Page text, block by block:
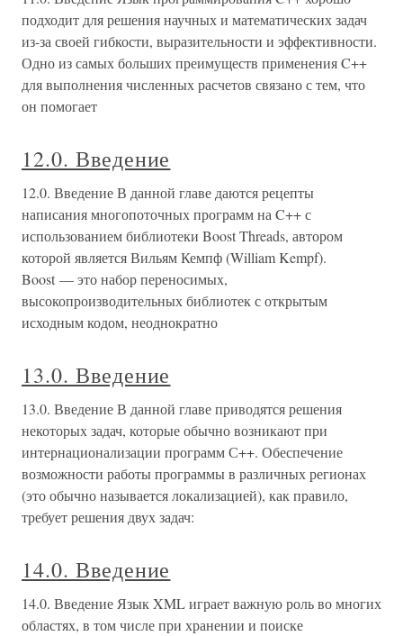
подходит для решения научных и математических задач
из-за своей гибкости, выразительности и эффективности.
Одно из самых больших преимуществ применения C++
для выполнения численных расчетов связано с тем, что
он помогает
12.0. Введение
12.0. Введение В данной главе даются рецепты
написания многопоточных программ на C++ с
использованием библиотеки Boost Threads, автором
которой является Вильям Кемпф (William Kempf).
Boost — это набор переносимых,
высокопроизводительных библиотек с открытым
исходным кодом, неоднократно
13.0. Введение
13.0. Введение В данной главе приводятся решения
некоторых задач, которые обычно возникают при
интернационализации программ С++. Обеспечение
возможности работы программы в различных регионах
(это обычно называется локализацией), как правило,
требует решения двух задач:
14.0. Введение
14.0. Введение Язык XML играет важную роль во многих
областях, в том числе при хранении и поиске